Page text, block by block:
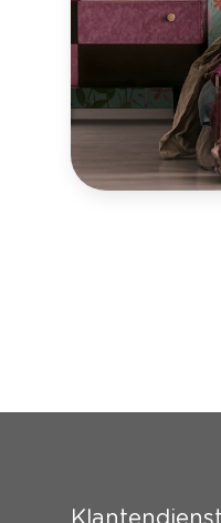
Klantendienst